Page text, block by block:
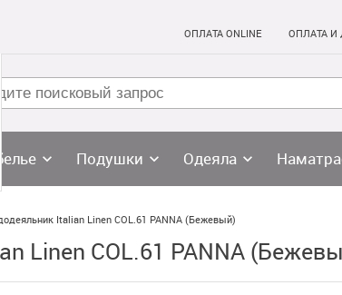
ОПЛАТА ONLINE ОПЛАТА И
Подушки Одеяла
Italian Linen COL.61 PANNA (Бежевый)
Linen COL.61 PANNA